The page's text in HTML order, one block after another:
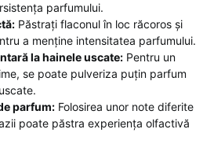
parfumului.
Păstrați flaconul în loc răcoros și
a menține intensitatea parfumului.
la hainele uscate: Pentru un
se poate pulveriza puțin parfum
parfum: Folosirea unor note diferite
poate păstra experiența olfactivă